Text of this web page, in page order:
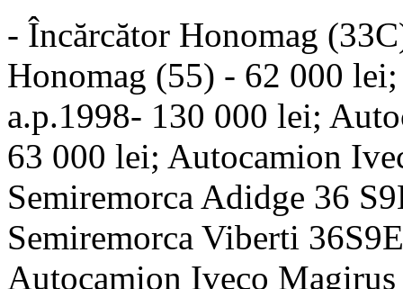
- Încărcător Honomag
Honomag (55) - 62 000
a.p.1998- 130 000 lei;
63 000 lei; Autocamion
Semiremorca Adidge 36
Semiremorca Viberti
Autocamion Iveco